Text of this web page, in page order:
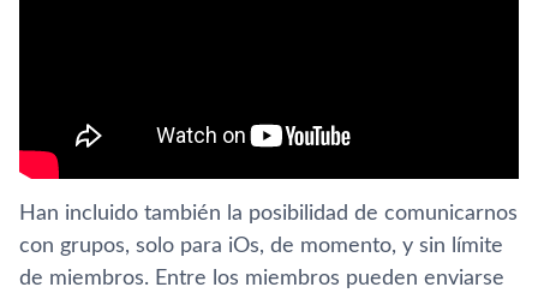
Han incluido también la posibilidad de comunicarnos
con grupos, solo para iOs, de momento, y sin lí­mite
de miembros. Entre los miembros pueden enviarse